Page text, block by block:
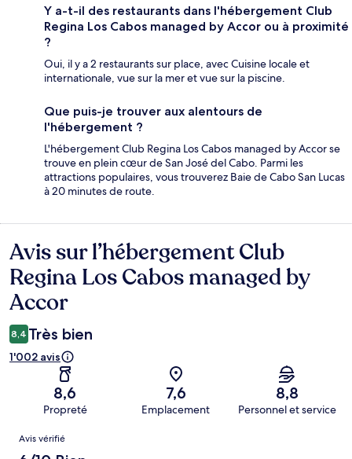
Y a-t-il des restaurants dans l'hébergement Club
Regina Los Cabos managed by Accor ou à proximité
?
Oui, il y a 2 restaurants sur place, avec Cuisine locale et
internationale, vue sur la mer et vue sur la piscine.
Que puis-je trouver aux alentours de
l'hébergement ?
L'hébergement Club Regina Los Cabos managed by Accor se
trouve en plein cœur de San José del Cabo. Parmi les
attractions populaires, vous trouverez Baie de Cabo San Lucas
à 20 minutes de route.
Avis
Avis sur l’hébergement Club
Regina Los Cabos managed by
Accor
8,4 Très bien
1'002 avis
8,6
Propreté
7,6
Emplacement
8,8
Personnel et service
Avis
Avis vérifié